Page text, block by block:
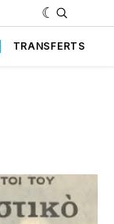
TRANSFERTS